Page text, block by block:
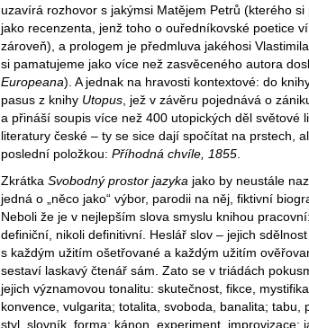
uzavírá rozhovor s jakýmsi Matějem Petrů (kterého si
jako recenzenta, jenž toho o ouředníkovské poetice
zároveň), a prologem je předmluva jakéhosi
si pamatujeme jako více než zasvěceného autora
Europeana). A jednak na hravosti kontextové: do
pasus z knihy Utopus , jež v závěru pojednává o
a přináší soupis více než 400 utopických děl světové
literatury české – ty se sice dají spočítat na prstech,
poslední položkou: Příhodná chvíle, 1855
Zkrátka Svobodný prostor jazyka jako by neustále
jedná o „něco jako“ výbor, parodii na něj, fiktivní
Neboli že je v nejlepším slova smyslu knihou
definiční, nikoli definitivní. Heslář slov – jejich
s každým užitím ošetřované a každým užitím
sestaví laskavý čtenář sám. Zato se v triádách
jejich významovou tonalitu: skutečnost, fikce,
konvence, vulgarita; totalita, svoboda, banalita; tabu,
styl, slovník, forma; kánon, experiment, improvizace;